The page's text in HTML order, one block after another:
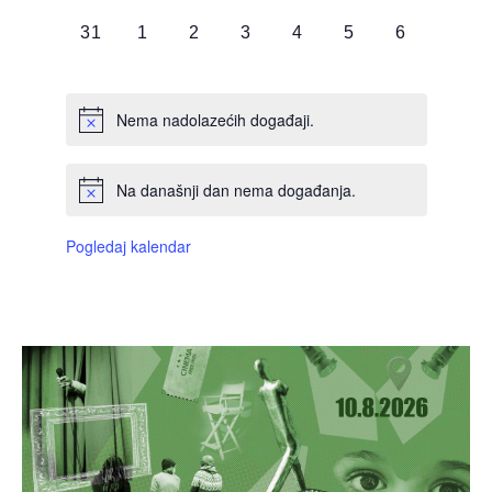
0
31
0
1
0
2
0
3
0
4
0
5
0
6
Nema nadolazećih događaji.
Na današnji dan nema događanja.
Pogledaj kalendar